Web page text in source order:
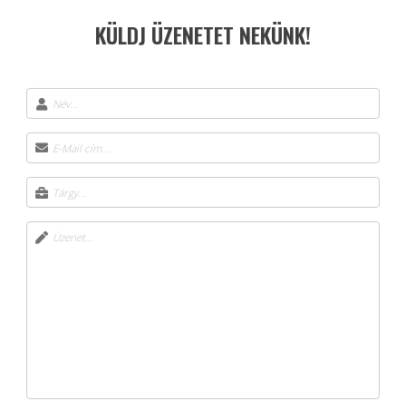
KÜLDJ ÜZENETET NEKÜNK!